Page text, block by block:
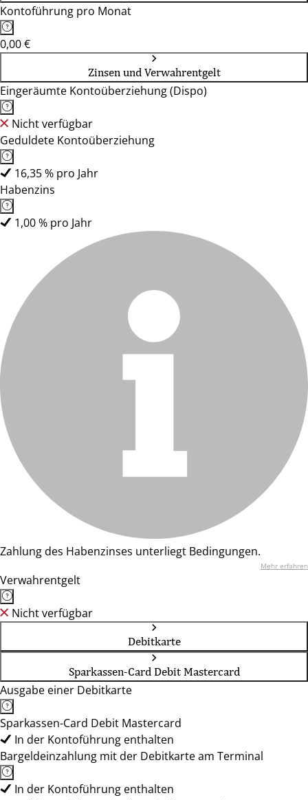
Kontoführung pro Monat
0,00 €
Zinsen und Verwahrentgelt
Eingeräumte Kontoüberziehung (Dispo)
Nicht verfügbar
Geduldete Kontoüberziehung
16,35 % pro Jahr
Habenzins
1,00 % pro Jahr
Zahlung des Habenzinses unterliegt Bedingungen.
Mehr erfahren
Verwahrentgelt
Nicht verfügbar
Debitkarte
Sparkassen-Card Debit Mastercard
Ausgabe einer Debitkarte
Sparkassen-Card Debit Mastercard
In der Kontoführung enthalten
Bargeldeinzahlung mit der Debitkarte am Terminal
In der Kontoführung enthalten